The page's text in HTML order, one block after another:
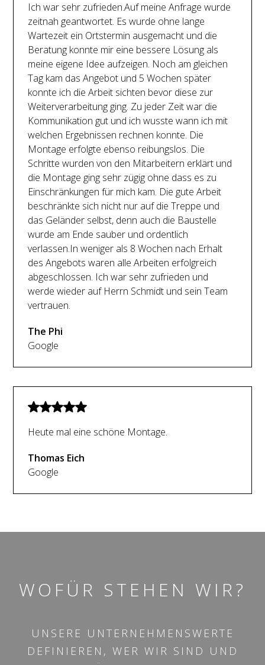
Ich war sehr zufrieden.Auf meine Anfrage wurde
zeitnah geantwortet. Es wurde ohne lange
Wartezeit ein Ortstermin ausgemacht und die
Beratung konnte mir eine bessere Lösung als
meine eigene Idee aufzeigen. Noch am gleichen
Tag kam das Angebot und 5 Wochen später
konnte ich die Arbeit sichten bevor diese zur
Weiterverarbeitung ging. Zu jeder Zeit war die
Kommunikation gut und ich wusste wann ich mit
welchen Ergebnissen rechnen konnte. Die
Montage erfolgte ebenso reibungslos. Die
Schritte wurden von den Mitarbeitern erklärt und
die Montage ging sehr zügig ohne dass es zu
Einschränkungen für mich kam. Die gute Arbeit
beschränkte sich nicht nur auf die Treppe und
das Geländer selbst, denn auch die Baustelle
wurde am Ende sauber und ordentlich
verlassen.In weniger als 8 Wochen nach Erhalt
des Angebots waren alle Arbeiten erfolgreich
abgeschlossen. Ich war sehr zufrieden und
werde wieder auf Herrn Schmidt und sein Team
vertrauen.
The Phi
Google
Heute mal eine schöne Montage.
Thomas Eich
Google
WOFÜR STEHEN WIR?
UNSERE UNTERNEHMENSWERTE
DEFINIEREN, WER WIR SIND UND